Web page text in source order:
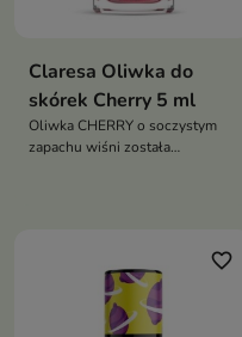
Claresa Oliwka do
skórek Cherry 5 ml
Oliwka CHERRY o soczystym
zapachu wiśni została
favorite_border